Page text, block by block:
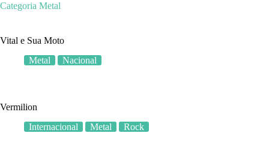
Categoria Metal
Vital e Sua Moto
Metal
Nacional
Vermilion
Internacional
Metal Rock